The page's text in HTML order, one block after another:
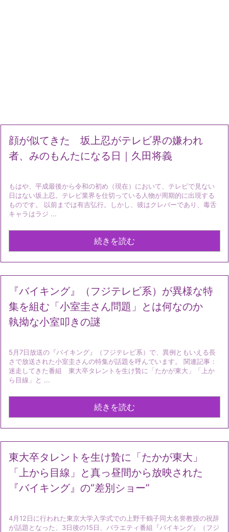
顔が似てきた 坂上忍がテレビ界の嫌われ
者、みのもんたになる日｜久田将義
もはや、平成最後から令和の初め（現在）において、テレビで見ない
日はない坂上忍。テレビ業界を仕切っている人物が周期的に出現する
ものです。 以前までは有吉弘行。しかし、彼はクレバーであり、毒舌
キャラはラジ ...
続きを読む
『バイキング』（フジテレビ系）が異様な特
集を組む「小室圭さん問題」とは何なのか
執拗な小室叩きの謎
5月7日放送の『バイキング』（フジテレビ系）で、異例ともいえる長
さで放送された小室圭さんの特集が話題を呼んでいます。 関連記事：
迷走してきた番組 東大卒タレントを生け贄に「たかが東大」「上か
ら目線」と ...
続きを読む
東大卒タレントを生け贄に「たかが東大」
「上から目線」と真っ昼間から放映された
『バイキング』の“差別ショー”
4月12日に行われた東京大学入学式での上野千鶴子同大名誉教授の祝辞
が話題となった、3日後の15日、バラエティ番組『バイキング』（フジ